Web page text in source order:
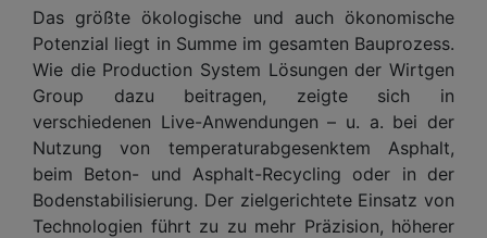
Das größte ökologische und auch ökonomische
Potenzial liegt in Summe im gesamten Bauprozess.
Wie die Production System Lösungen der Wirtgen
Group dazu beitragen, zeigte sich in
verschiedenen Live-Anwendungen – u. a. bei der
Nutzung von temperaturabgesenktem Asphalt,
beim Beton- und Asphalt-Recycling oder in der
Bodenstabilisierung. Der zielgerichtete Einsatz von
Technologien führt zu zu mehr Präzision, höherer